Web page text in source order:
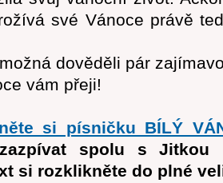
své Vánoce právě
dověděli pár
vám přeji!
si písničku BÍLÝ
spolu s Jitkou
si rozklikněte do plné